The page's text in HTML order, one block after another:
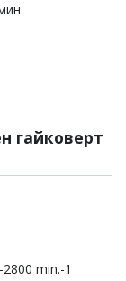
гайковерт
min.-1